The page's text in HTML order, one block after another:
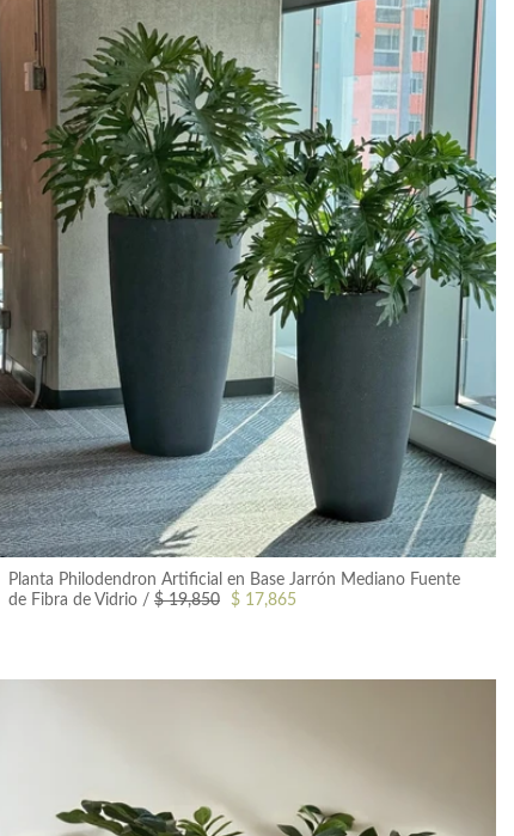
+ Vista Rápida
Planta Philodendron Artificial en Base Jarrón Mediano Fuente
de Fibra de Vidrio
$ 19,850 $ 17,865